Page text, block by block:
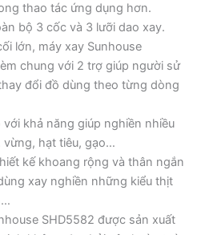
thao tác ứng dụng hơn.
bộ 3 cốc và 3 lưỡi dao xay.
lớn, máy xay Sunhouse
chung với 2 trợ giúp người sử
đổi đồ dùng theo từng dòng
khả năng giúp nghiền nhiều
vừng, hạt tiêu, gạo…
kế khoang rộng và thân ngắn
xay nghiền những kiểu thịt
SHD5582 được sản xuất